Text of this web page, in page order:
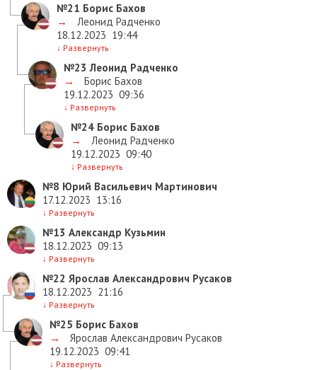
№21 Борис Бахов
→
Леонид Радченко
18.12.2023 19:44
↓ Развернуть
№23 Леонид Радченко
→
Борис Бахов
19.12.2023 09:36
↓ Развернуть
№24 Борис Бахов
→
Леонид Радченко
19.12.2023 09:40
↓ Развернуть
№8 Юрий Васильевич Мартинович
17.12.2023 13:16
↓ Развернуть
№13 Александр Кузьмин
18.12.2023 09:13
↓ Развернуть
№22 Ярослав Александрович Русаков
18.12.2023 21:16
↓ Развернуть
№25 Борис Бахов
→
Ярослав Александрович Русаков
19.12.2023 09:41
↓ Развернуть